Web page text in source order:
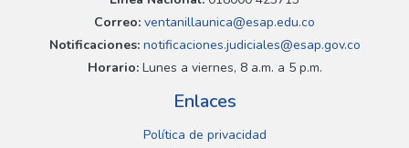
Correo: ventanillaunica@esap.edu.co
Notificaciones:notificaciones.judiciales@esap.gov.co
Horario:Lunes a viernes, 8 a.m. a 5 p.m.
Enlaces
Política de privacidad